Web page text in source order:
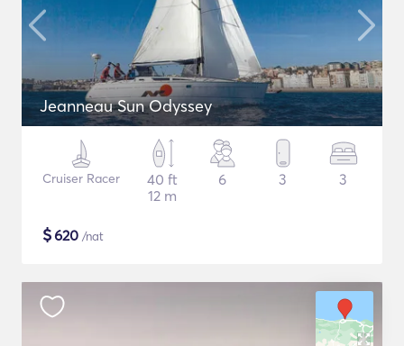
Jeanneau Sun Odyssey
Cruiser Racer
40 ft
12 m
6 3 3
$620 /nat